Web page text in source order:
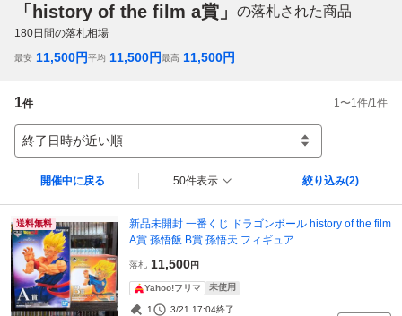
「history of the film a賞」 の落札された商品
180日間の落札相場
最安 11,500円平均 11,500円最高 11,500円
1件 1 〜1 件/1 件
終了日時が近い順
開催中に戻る 50件表示 絞り込み(2)
送料無料
新品未開封 一番くじ ドラゴンボール history of the film
A賞 孫悟飯 B賞 孫悟天 フィギュア
落札 11,500円
Yahoo!フリマ 未使用
1 3/21 17:04終了